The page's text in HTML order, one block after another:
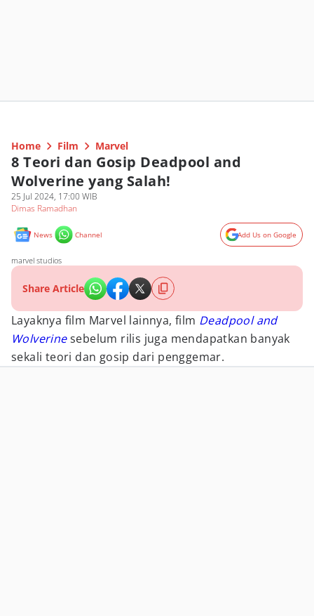
Home Film Marvel
8 Teori dan Gosip Deadpool and
Wolverine yang Salah!
25 Jul 2024, 17:00 WIB
Dimas Ramadhan
News Channel Add Us on Google
marvel studios
Share Article
Layaknya film Marvel lainnya, film Deadpool and
Wolverine sebelum rilis juga mendapatkan banyak
sekali teori dan gosip dari penggemar.